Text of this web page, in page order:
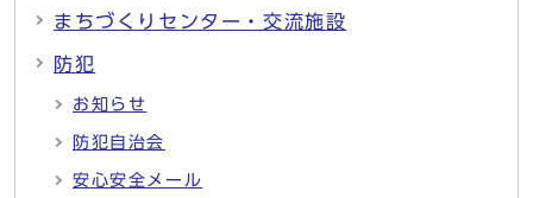
まちづくりセンター・交流施設
防犯
お知らせ
防犯自治会
安心安全メール